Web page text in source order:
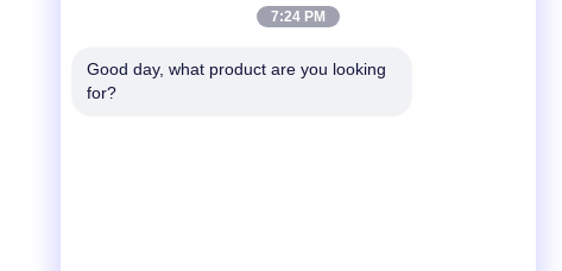
टेलीफोन
7:24 PM
Good day, what product are you looking
for?